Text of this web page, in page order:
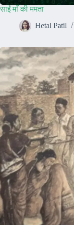
साईं माँ की ममता
Hetal Patil